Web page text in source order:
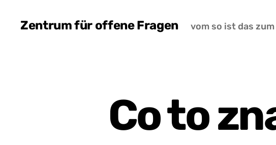
Zentrum für offene Fragen vom so ist das
Co to